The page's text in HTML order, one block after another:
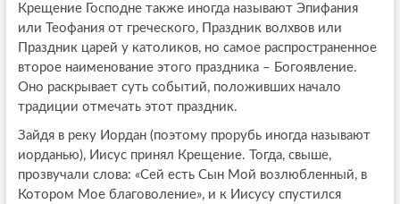
Крещение Господне также иногда называют Эпифания
или Теофания от греческого, Праздник волхвов или
Праздник царей у католиков, но самое распространенное
второе наименование этого праздника – Богоявление.
Оно раскрывает суть событий, положивших начало
традиции отмечать этот праздник.
Зайдя в реку Иордан (поэтому прорубь иногда называют
иорданью), Иисус принял Крещение. Тогда, свыше,
прозвучали слова: «Сей есть Сын Мой возлюбленный, в
Котором Мое благоволение», и к Иисусу спустился